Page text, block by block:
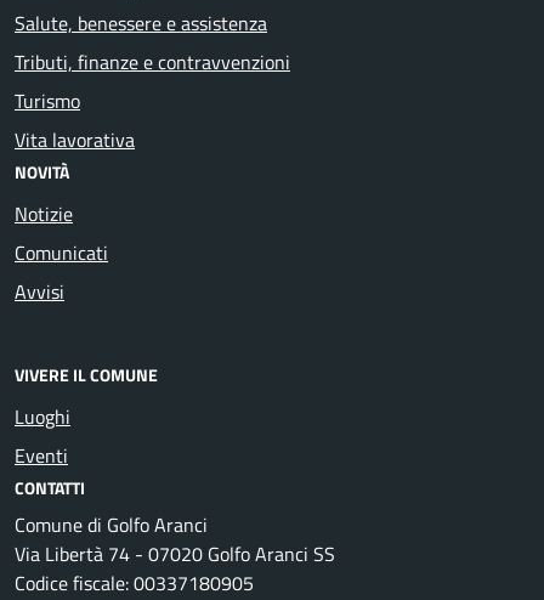
Salute, benessere e assistenza
Tributi, finanze e contravvenzioni
Turismo
Vita lavorativa
NOVITÀ
Notizie
Comunicati
Avvisi
VIVERE IL COMUNE
Luoghi
Eventi
CONTATTI
Comune di Golfo Aranci
Via Libertà 74 - 07020 Golfo Aranci SS
Codice fiscale: 00337180905